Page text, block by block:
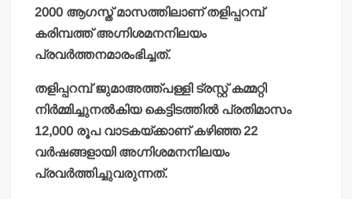
2000 ആഗസ്ത് മാസത്തിലാണ് തളിപ്പറമ്പ്
കരിമ്പത്ത് അഗ്നിശമനനിലയം
പ്രവര്‍ത്തനമാരംഭിച്ചത്.
തളിപ്പറമ്പ് ജുമാഅത്ത്പള്ളി ട്രസ്റ്റ് കമ്മറ്റി
നിര്‍മ്മിച്ചുനല്‍കിയ കെട്ടിടത്തില്‍ പ്രതിമാസം
12,000 രൂപ വാടകയ്ക്കാണ് കഴിഞ്ഞ 22
വര്‍ഷങ്ങളായി അഗ്നിശമനനിലയം
പ്രവര്‍ത്തിച്ചുവരുന്നത്.